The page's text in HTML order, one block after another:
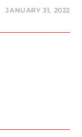
JANUARY 31, 2022